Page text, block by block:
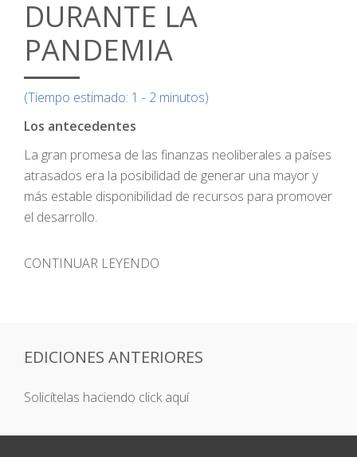
DURANTE LA
PANDEMIA
(Tiempo estimado: 1 - 2 minutos)
Los antecedentes
La gran promesa de las finanzas neoliberales a países
atrasados era la posibilidad de generar una mayor y
más estable disponibilidad de recursos para promover
el desarrollo.
CONTINUAR LEYENDO
EDICIONES ANTERIORES
Solicítelas haciendo click aquí